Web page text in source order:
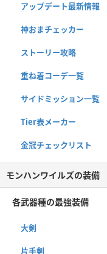
アップデート最新情報
神おまチェッカー
ストーリー攻略
重ね着コーデ一覧
サイドミッション一覧
Tier表メーカー
金冠チェックリスト
モンハンワイルズの装備
各武器種の最強装備
大剣
片手剣